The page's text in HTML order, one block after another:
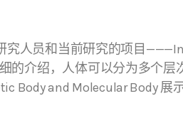
人员和当前研究的项目
介绍，人体可以分为多个层
Body and Molecular Body 展